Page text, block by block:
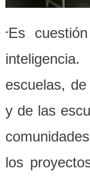
“Es
escuelas,
y de las
los